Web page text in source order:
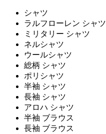
シャツ
ラルフローレン シャツ
ミリタリー シャツ
ネルシャツ
ウールシャツ
総柄 シャツ
ポリシャツ
半袖 シャツ
長袖 シャツ
アロハ シャツ
半袖 ブラウス
長袖 ブラウス